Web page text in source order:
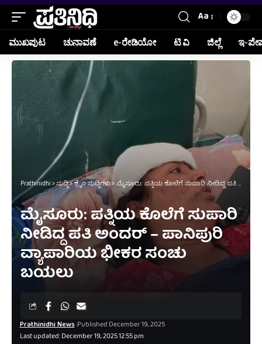
Aa
ಮುಖಪುಟ ಚುನಾವಣೆ e-ರೇಡಿಯೋ ಟಿ ವಿ ಜಿಲ್ಲೆ ಇ-
Prathinidhi>ಸುದ್ದಿ>ಕ್ರೈಂ ಸುದ್ದಿಗಳು>ಮೈಸೂರು: ಪತ್ನಿಯ ಕೊಲೆಗೆ ಸುಪಾರಿ ನೀಡಿದ್ದ ಪತಿ ಅಂದರ್ – ಪಾನಿಪುರಿ ವ್ಯಾಪಾರಿಯ ಭೀಕರ ಸಂಚು ಬಯಲು
ಮೈಸೂರು: ಪತ್ನಿಯ ಕೊಲೆಗೆ ಸುಪಾರಿ
ನೀಡಿದ್ದ ಪತಿ ಅಂದರ್ – ಪಾನಿಪುರಿ
ವ್ಯಾಪಾರಿಯ ಭೀಕರ ಸಂಚು
ಬಯಲು
Last updated: December 19, 2025 12:55 pm
Prathinidhi News Published December 19, 2025